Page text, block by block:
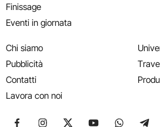
Finissage
Eventi in giornata
Chi siamo
Pubblicità
Contatti
Lavora con noi
Seguici su Facebook
Seguici su Instagram
Seguici su X
Seguici su
Seguici